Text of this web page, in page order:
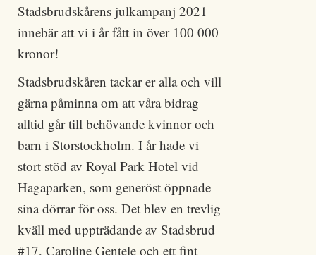
Stadsbrudskårens julkampanj 2021
innebär att vi i år fått in över 100 000
kronor!
Stadsbrudskåren tackar er alla och vill
gärna påminna om att våra bidrag
alltid går till behövande kvinnor och
barn i Storstockholm. I år hade vi
stort stöd av Royal Park Hotel vid
Hagaparken, som generöst öppnade
sina dörrar för oss. Det blev en trevlig
kväll med uppträdande av Stadsbrud
#17, Caroline Gentele och ett fint